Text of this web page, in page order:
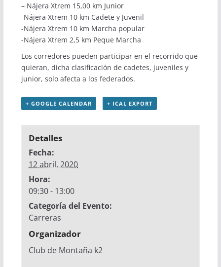
– Nájera Xtrem 15,00 km Junior
-Nájera Xtrem 10 km Cadete y Juvenil
-Nájera Xtrem 10 km Marcha popular
-Nájera Xtrem 2,5 km Peque Marcha
Los corredores pueden participar en el recorrido que
quieran, dicha clasificación de cadetes, juveniles y
junior, solo afecta a los federados.
+ GOOGLE CALENDAR + ICAL EXPORT
Detalles
Fecha:
12 abril, 2020
Hora:
09:30 - 13:00
Categoría del Evento:
Carreras
Organizador
Club de Montaña k2